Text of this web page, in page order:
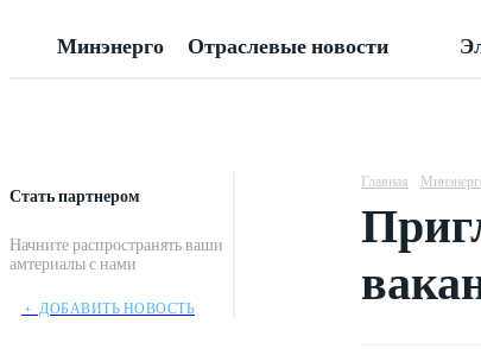
Минэнерго Отраслевые новости
Стать партнером
Начните распространять ваши
амтериалы с нами
﹢ ДОБАВИТЬ НОВОСТЬ
Главная